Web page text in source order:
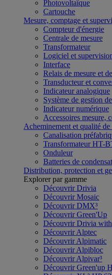
Photovoltaïque
Cartouche
Mesure, comptage et
Compteur d'énergie
Centrale de mesure
Transformateur
Logiciel et
Interface
Relais de mesure et
Transducteur et
Indicateur analogique
Système de gestion
Indicateur numérique
Accessoires mesure,
Acheminement et qualité de
Canalisation
Transformateur HT-
Onduleur
Batteries de
Distribution, protection et
Explorer par gamme
Découvrir Drivia
Découvrir Mosaic
Découvrir DMX³
Découvrir Green'Up
Découvrir Drivia
Découvrir Alptec
Découvrir Alpimatic
Découvrir Alpibloc
Découvrir Alpivar³
Découvrir Green'up